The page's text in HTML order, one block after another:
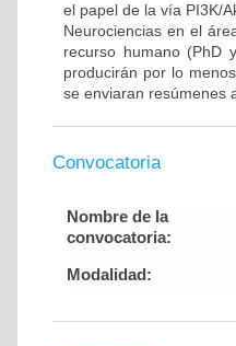
el papel de la vía PI3K/
Neurociencias en el
recurso humano (PhD
producirán por lo
se enviaran resúmenes
Convocatoria
Nombre de la
convocatoria:
Modalidad: